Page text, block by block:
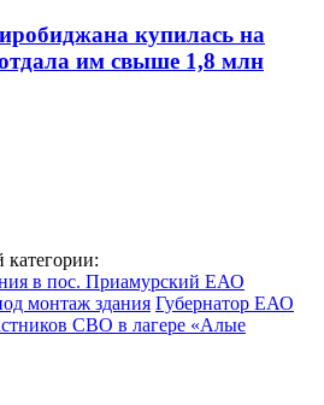
купилась на
им свыше 1,8 млн
категории:
в пос. Приамурский ЕАО
монтаж здания Губернатор ЕАО
СВО в лагере «Алые